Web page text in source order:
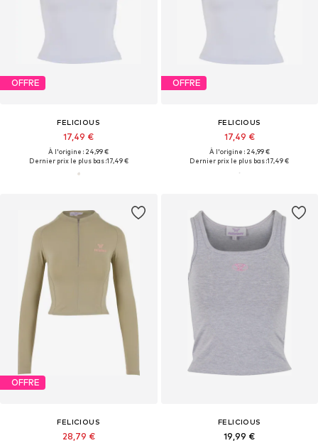
OFFRE
FELICIOUS
17,49 €
À l'origine : 24,99 €
Dernier prix le plus bas :17,49 €
OFFRE
FELICIOUS
17,49 €
À l'origine : 24,99 €
Dernier prix le plus bas :17,49 €
OFFRE
FELICIOUS
28,79 €
FELICIOUS
19,99 €